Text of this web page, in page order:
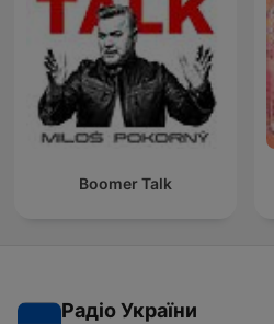
Boomer Talk
Радіо України